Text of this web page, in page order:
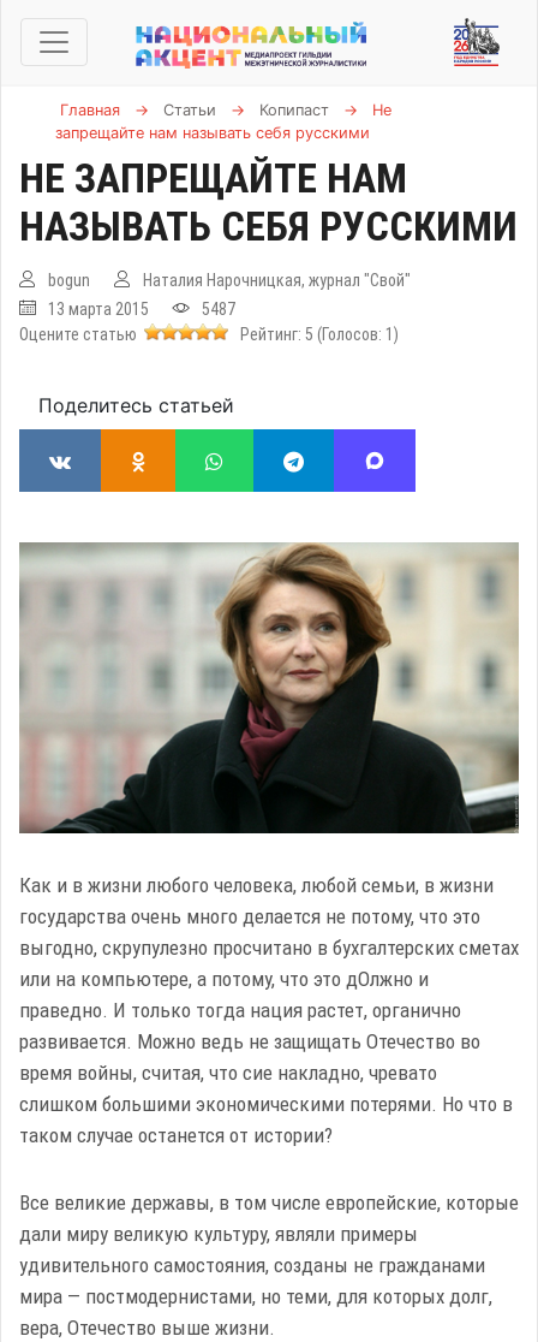
Главная → Статьи → Копипаст →
Не
запрещайте нам называть себя русскими
НЕ ЗАПРЕЩАЙТЕ НАМ
НАЗЫВАТЬ СЕБЯ РУССКИМИ
bogun
Наталия Нарочницкая, журнал "Свой"
13 марта 2015
5487
Оцените статью
Рейтинг: 5 (Голосов: 1 )
Поделитесь статьей
Как и в жизни любого человека, любой семьи, в жизни
государства очень много делается не потому, что это
выгодно, скрупулезно просчитано в бухгалтерских сметах
или на компьютере, а потому, что это дОлжно и
праведно. И только тогда нация растет, органично
развивается. Можно ведь не защищать Отечество во
время войны, считая, что сие накладно, чревато
слишком большими экономическими потерями. Но что в
таком случае останется от истории?
Все великие державы, в том числе европейские, которые
дали миру великую культуру, являли примеры
удивительного самостояния, созданы не гражданами
мира — постмодернистами, но теми, для которых долг,
вера, Отечество выше жизни.